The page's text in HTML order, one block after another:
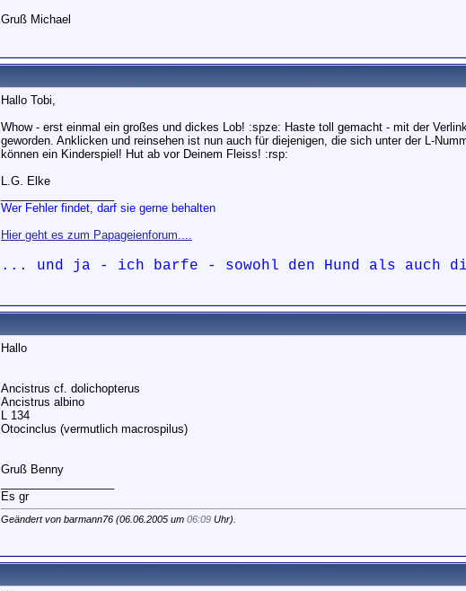
Gruß Michael
Hallo Tobi,
Whow - erst einmal ein großes und dickes Lob! :spze: Haste toll gemacht - mit der
geworden. Anklicken und reinsehen ist nun auch für diejenigen, die sich unter der L-
können ein Kinderspiel! Hut ab vor Deinem Fleiss! :rsp:
L.G. Elke
Wer Fehler findet, darf sie gerne behalten
Hier geht es zum Papageienforum....
... und ja - ich barfe - sowohl den Hund als auch
Hallo
Ancistrus cf. dolichopterus
Ancistrus albino
L 134
Otocinclus (vermutlich macrospilus)
Gruß Benny
Es gr
Geändert von barmann76 (06.06.2005 um 06:09 Uhr).